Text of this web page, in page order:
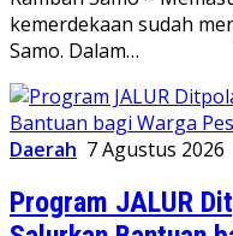
kemerdekaan sudah
Samo. Dalam…
Daerah 7 Agustus 2026
Program JALUR